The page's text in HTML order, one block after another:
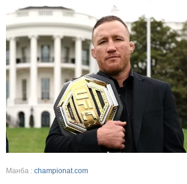
Манба : championat.com